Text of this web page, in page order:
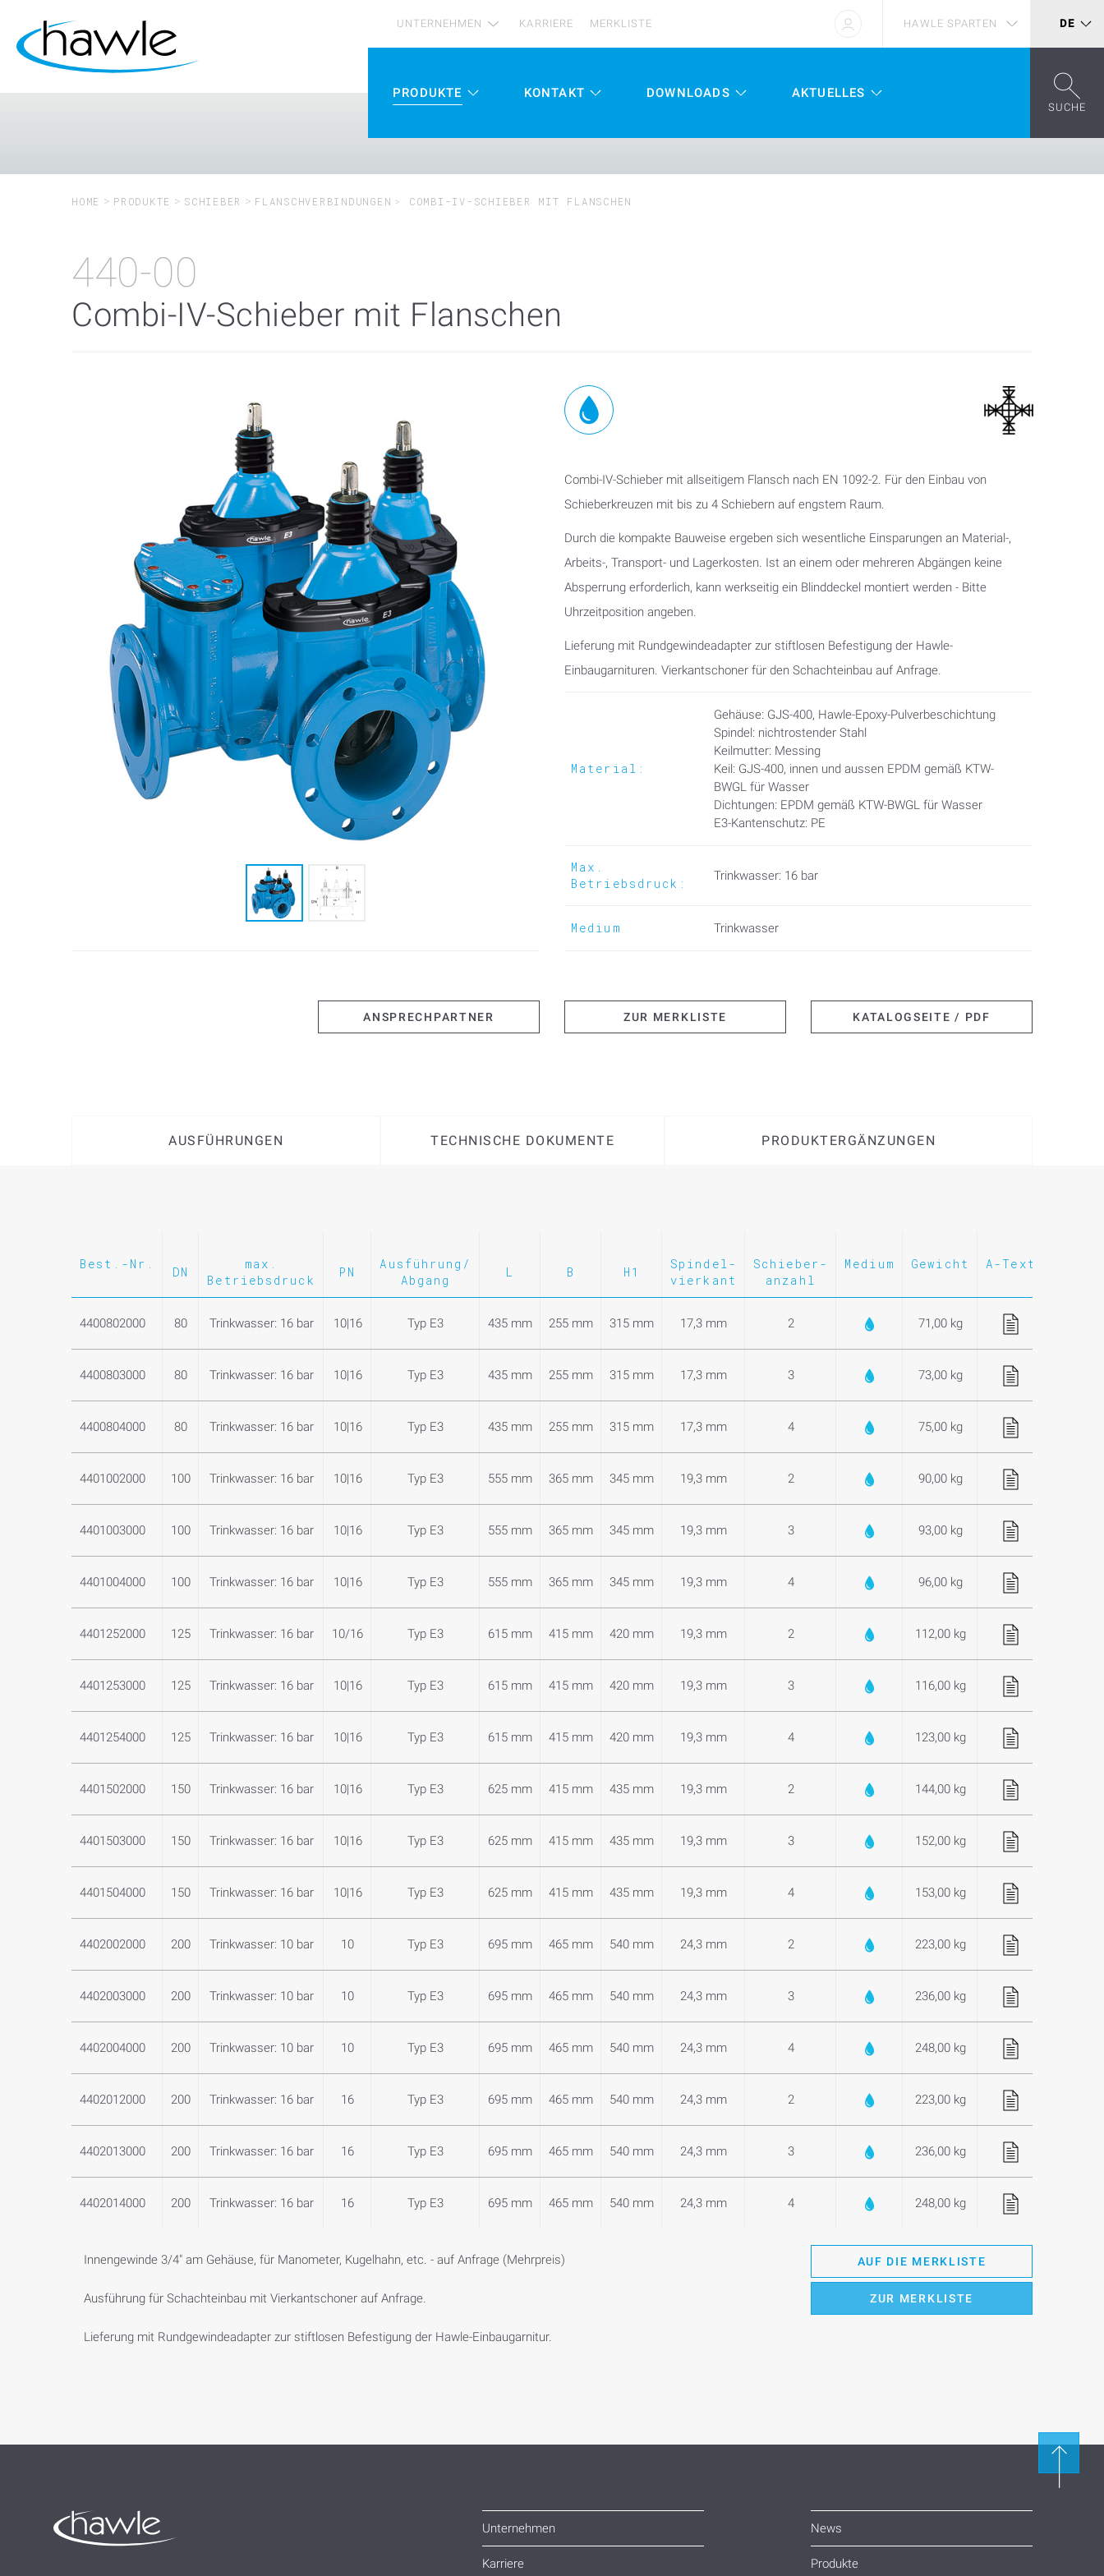
UNTERNEHMEN KARRIERE MERKLISTE HAWLE SPARTEN DE
PRODUKTE KONTAKT DOWNLOADS AKTUELLES
SUCHE
HOME PRODUKTE SCHIEBER FLANSCHVERBINDUNGEN COMBI-IV-SCHIEBER MIT FLANSCHEN
440-00
Combi-IV-Schieber mit Flanschen
Combi-IV-Schieber mit allseitigem Flansch nach EN 1092-2. Für den Einbau von
Schieberkreuzen mit bis zu 4 Schiebern auf engstem Raum.
Durch die kompakte Bauweise ergeben sich wesentliche Einsparungen an Material-,
Arbeits-, Transport- und Lagerkosten. Ist an einem oder mehreren Abgängen keine
Absperrung erforderlich, kann werkseitig ein Blinddeckel montiert werden - Bitte
Uhrzeitposition angeben.
Lieferung mit Rundgewindeadapter zur stiftlosen Befestigung der Hawle-
Einbaugarnituren. Vierkantschoner für den Schachteinbau auf Anfrage.
Material:
Gehäuse: GJS-400, Hawle-Epoxy-Pulverbeschichtung
Spindel: nichtrostender Stahl
Keilmutter: Messing
Keil: GJS-400, innen und aussen EPDM gemäß KTW-
BWGL für Wasser
Dichtungen: EPDM gemäß KTW-BWGL für Wasser
E3-Kantenschutz: PE
Max.
Betriebsdruck:
Trinkwasser: 16 bar
Medium Trinkwasser
ANSPRECHPARTNER ZUR MERKLISTE KATALOGSEITE / PDF
AUSFÜHRUNGEN TECHNISCHE DOKUMENTE PRODUKTERGÄNZUNGEN
Best.-Nr.
DN
max.
Betriebsdruck
PN
Ausführung/
Abgang
L B H1
Spindel-
vierkant
Schieber-
anzahl
Medium Gewicht A-Text
4400802000 80 Trinkwasser: 16 bar 10|16 Typ E3 435 mm 255 mm 315 mm 17,3 mm 2 71,00 kg
4400803000 80 Trinkwasser: 16 bar 10|16 Typ E3 435 mm 255 mm 315 mm 17,3 mm 3 73,00 kg
4400804000 80 Trinkwasser: 16 bar 10|16 Typ E3 435 mm 255 mm 315 mm 17,3 mm 4 75,00 kg
4401002000 100 Trinkwasser: 16 bar 10|16 Typ E3 555 mm 365 mm 345 mm 19,3 mm 2 90,00 kg
4401003000 100 Trinkwasser: 16 bar 10|16 Typ E3 555 mm 365 mm 345 mm 19,3 mm 3 93,00 kg
4401004000 100 Trinkwasser: 16 bar 10|16 Typ E3 555 mm 365 mm 345 mm 19,3 mm 4 96,00 kg
4401252000 125 Trinkwasser: 16 bar 10/16 Typ E3 615 mm 415 mm 420 mm 19,3 mm 2 112,00 kg
4401253000 125 Trinkwasser: 16 bar 10|16 Typ E3 615 mm 415 mm 420 mm 19,3 mm 3 116,00 kg
4401254000 125 Trinkwasser: 16 bar 10|16 Typ E3 615 mm 415 mm 420 mm 19,3 mm 4 123,00 kg
4401502000 150 Trinkwasser: 16 bar 10|16 Typ E3 625 mm 415 mm 435 mm 19,3 mm 2 144,00 kg
4401503000 150 Trinkwasser: 16 bar 10|16 Typ E3 625 mm 415 mm 435 mm 19,3 mm 3 152,00 kg
4401504000 150 Trinkwasser: 16 bar 10|16 Typ E3 625 mm 415 mm 435 mm 19,3 mm 4 153,00 kg
4402002000 200 Trinkwasser: 10 bar 10 Typ E3 695 mm 465 mm 540 mm 24,3 mm 2 223,00 kg
4402003000 200 Trinkwasser: 10 bar 10 Typ E3 695 mm 465 mm 540 mm 24,3 mm 3 236,00 kg
4402004000 200 Trinkwasser: 10 bar 10 Typ E3 695 mm 465 mm 540 mm 24,3 mm 4 248,00 kg
4402012000 200 Trinkwasser: 16 bar 16 Typ E3 695 mm 465 mm 540 mm 24,3 mm 2 223,00 kg
4402013000 200 Trinkwasser: 16 bar 16 Typ E3 695 mm 465 mm 540 mm 24,3 mm 3 236,00 kg
4402014000 200 Trinkwasser: 16 bar 16 Typ E3 695 mm 465 mm 540 mm 24,3 mm 4 248,00 kg
AUF DIE MERKLISTE
ZUR MERKLISTE
Innengewinde 3/4" am Gehäuse, für Manometer, Kugelhahn, etc. - auf Anfrage (Mehrpreis)
Ausführung für Schachteinbau mit Vierkantschoner auf Anfrage.
Lieferung mit Rundgewindeadapter zur stiftlosen Befestigung der Hawle-Einbaugarnitur.
Unternehmen
Karriere
News
Produkte